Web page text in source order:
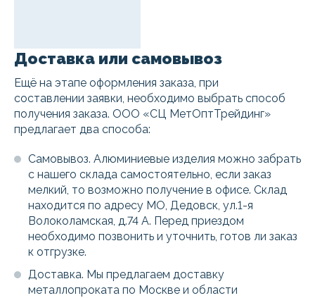
Доставка или самовывоз
Ещё на этапе оформления заказа, при
составлении заявки, необходимо выбрать способ
получения заказа. ООО «СЦ МетОптТрейдинг»
предлагает два способа:
Самовывоз. Алюминиевые изделия можно забрать
с нашего склада самостоятельно, если заказ
мелкий, то возможно получение в офисе. Склад
находится по адресу МО, Дедовск, ул.1-я
Волоколамская, д.74 А. Перед приездом
необходимо позвонить и уточнить, готов ли заказ
к отгрузке.
Доставка. Мы предлагаем доставку
металлопроката по Москве и области